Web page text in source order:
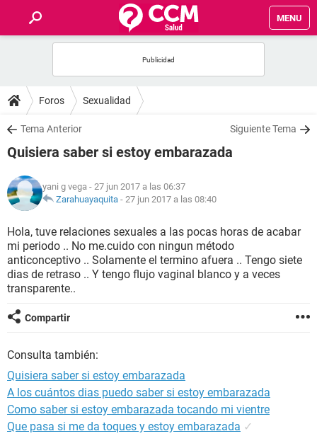
MENU
FOROS
SALUD
FAMILIA
NUTRICIÓN
BIENESTAR
SEXUALIDAD
GLOSARIO
Foros Sexualidad
Tema Anterior Siguiente Tema
Quisiera saber si estoy embarazada
yani g vega - 27 jun 2017 a las 06:37
Zarahuayaquita - 27 jun 2017 a las 08:40
Hola, tuve relaciones sexuales a las pocas horas de acabar
mi periodo .. No me.cuido con ningun método
anticonceptivo .. Solamente el termino afuera .. Tengo siete
dias de retraso .. Y tengo flujo vaginal blanco y a veces
transparente..
Compartir
Consulta también:
Quisiera saber si estoy embarazada
A los cuántos dias puedo saber si estoy embarazada
Como saber si estoy embarazada tocando mi vientre
Que pasa si me da toques y estoy embarazada ✓